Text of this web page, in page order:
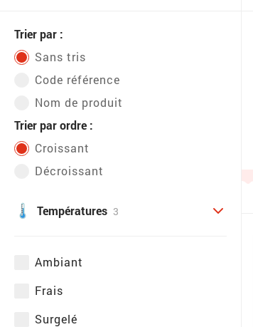
Trier par :
Sans tris
Code référence
Nom de produit
Trier par ordre :
Croissant
Décroissant
Températures 3
Ambiant
Frais
Surgelé